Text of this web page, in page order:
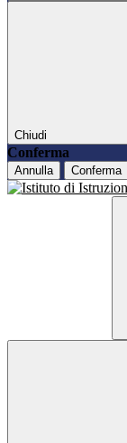
Chiudi
Conferma
Annulla Conferma